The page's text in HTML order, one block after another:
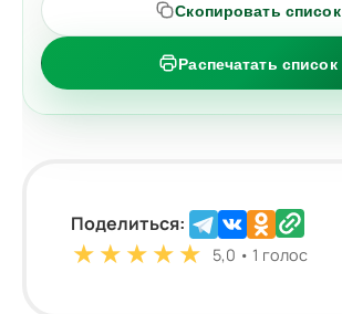
Скопировать список
Распечатать список
Поделиться:
★ ★ ★ ★ ★ 5,0 • 1 голос